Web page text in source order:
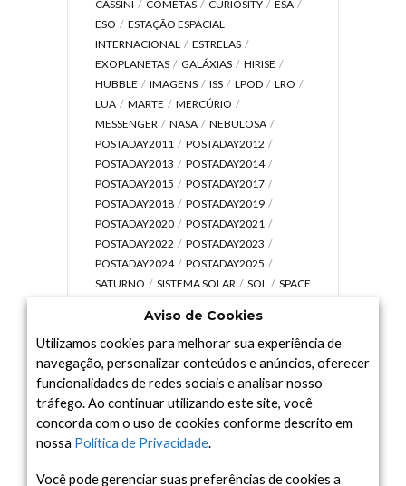
CASSINI
COMETAS CURIOSITY
ESA
ESO
ESTAÇÃO ESPACIAL
INTERNACIONAL
ESTRELAS
EXOPLANETAS
GALÁXIAS
HIRISE
HUBBLE
IMAGENS ISS LPOD
LRO
LUA
MARTE
MERCÚRIO
MESSENGER
NASA
NEBULOSA
POSTADAY2011
POSTADAY2012
POSTADAY2013
POSTADAY2014
POSTADAY2015
POSTADAY2017
POSTADAY2018
POSTADAY2019
POSTADAY2020
POSTADAY2021
POSTADAY2022
POSTADAY2023
POSTADAY2024
POSTADAY2025
SATURNO
SISTEMA SOLAR SOL
SPACE
UNIVERSO
VÍDEO
Arquivo
Arquivo
Aviso de Cookies
Utilizamos cookies para melhorar sua experiência de
navegação, personalizar conteúdos e anúncios, oferecer
funcionalidades de redes sociais e analisar nosso
tráfego. Ao continuar utilizando este site, você
concorda com o uso de cookies conforme descrito em
nossa Política de Privacidade.
Você pode gerenciar suas preferências de cookies a